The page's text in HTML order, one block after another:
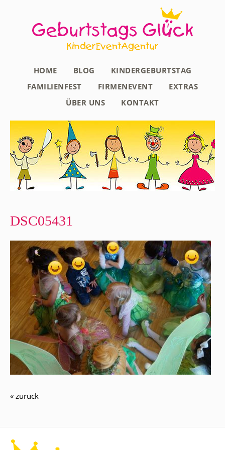
HOME BLOG
KINDERGEBURTSTAG
FAMILIENFEST
FIRMENEVENT
EXTRAS
ÜBER UNS
KONTAKT
DSC05431
« zurück